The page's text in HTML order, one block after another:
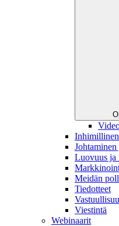
Inhimillinen
Luovuus ja
Meidän
Tiedotteet
Viestintä
Webinaarit